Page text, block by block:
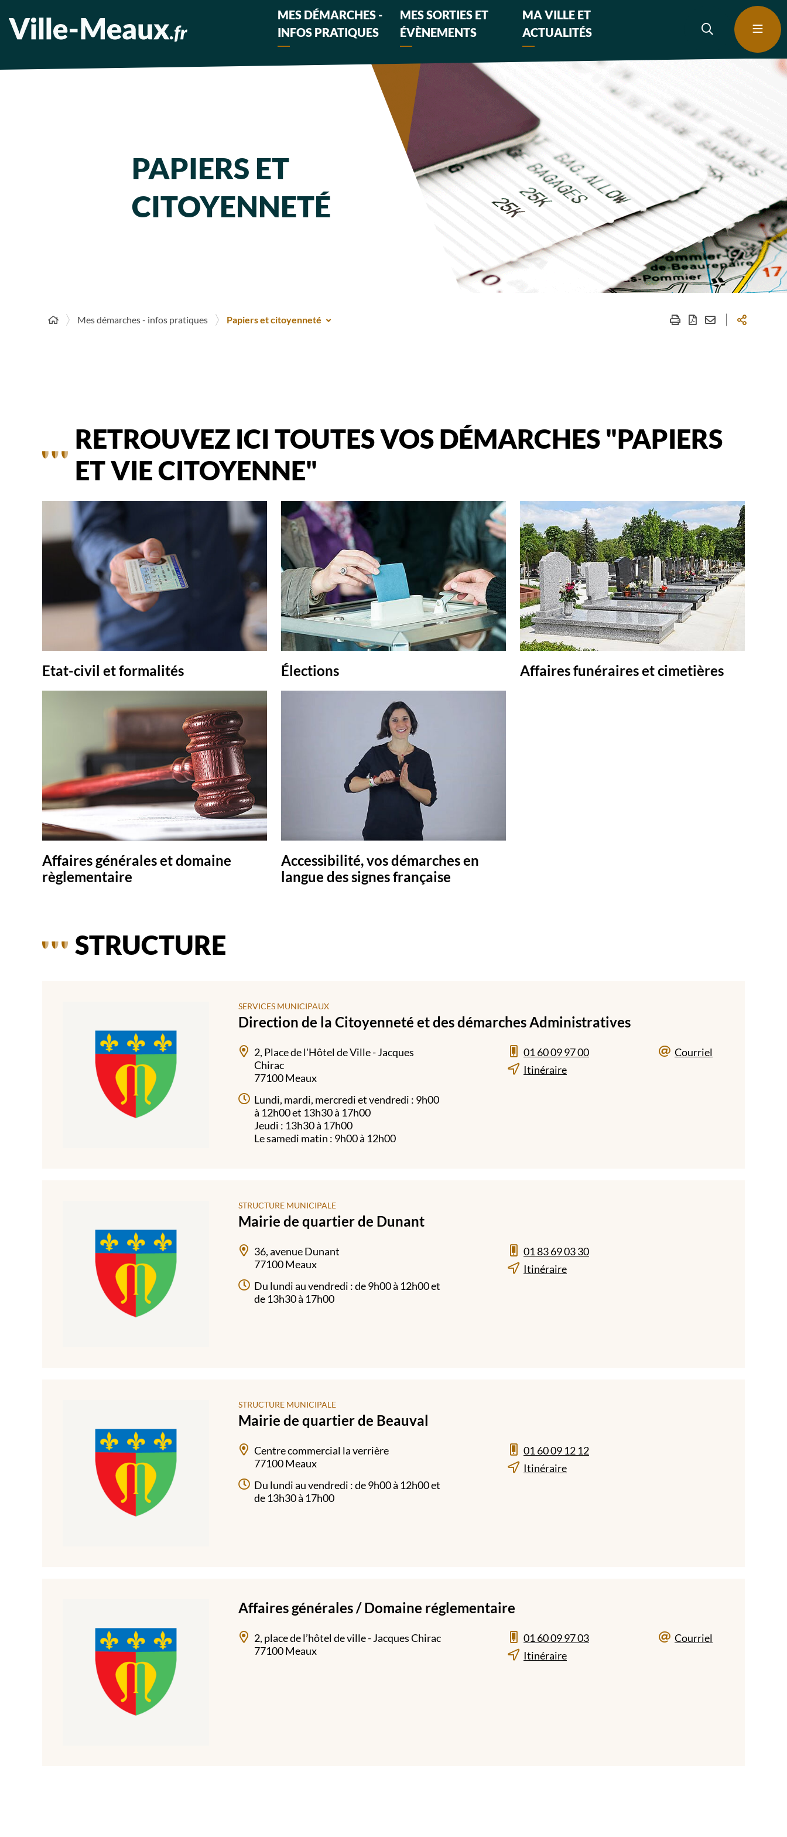
MES DÉMARCHES -
INFOS PRATIQUES
MES SORTIES ET
ÉVÈNEMENTS
MA VILLE ET
ACTUALITÉS
Mes démarches - infos pratiques Papiers et citoyenneté
PAPIERS ET
CITOYENNETÉ
RETROUVEZ ICI TOUTES VOS DÉMARCHES "PAPIERS
ET VIE CITOYENNE"
Etat-civil et formalités Élections Affaires funéraires et cimetières
Affaires générales et domaine
règlementaire
Accessibilité, vos démarches en
langue des signes française
STRUCTURE
SERVICES MUNICIPAUX
Direction de la Citoyenneté et des démarches Administratives
2, Place de l'Hôtel de Ville - Jacques
Chirac
77100 Meaux
Lundi, mardi, mercredi et vendredi : 9h00
à 12h00 et 13h30 à 17h00
Jeudi : 13h30 à 17h00
Le samedi matin : 9h00 à 12h00
01 60 09 97 00
Itinéraire
Courriel
STRUCTURE MUNICIPALE
Mairie de quartier de Dunant
36, avenue Dunant
77100 Meaux
Du lundi au vendredi : de 9h00 à 12h00 et
de 13h30 à 17h00
01 83 69 03 30
Itinéraire
STRUCTURE MUNICIPALE
Mairie de quartier de Beauval
Centre commercial la verrière
77100 Meaux
Du lundi au vendredi : de 9h00 à 12h00 et
de 13h30 à 17h00
01 60 09 12 12
Itinéraire
Affaires générales / Domaine réglementaire
2, place de l’hôtel de ville - Jacques Chirac
77100 Meaux
01 60 09 97 03
Itinéraire
Courriel